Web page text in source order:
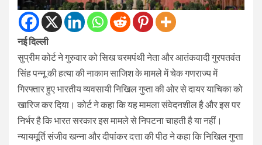
नई दिल्ली
सुप्रीम कोर्ट ने गुरुवार को सिख चरमपंथी नेता और आतंकवादी गुरपतवंत
सिंह पन्नू की हत्या की नाकाम साजिश के मामले में चेक गणराज्य में
गिरफ्तार हुए भारतीय व्यवसायी निखिल गुप्ता की ओर से दायर याचिका को
खारिज कर दिया। कोर्ट ने कहा कि यह मामला संवेदनशील है और इस पर
निर्भर है कि भारत सरकार इस मामले से निपटना चाहती है या नहीं।
न्यायमूर्ति संजीव खन्ना और दीपांकर दत्ता की पीठ ने कहा कि निखिल गुप्ता